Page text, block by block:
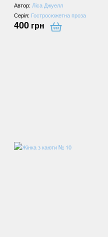
Автор: Ліса Джуелл
Серія: Гостросюжетна проза
400 грн